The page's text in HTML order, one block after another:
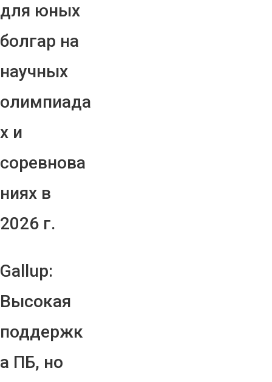
для юных
болгар на
научных
олимпиада
х и
соревнова
ниях в
2026 г.
Gallup:
Высокая
поддержк
а ПБ, но